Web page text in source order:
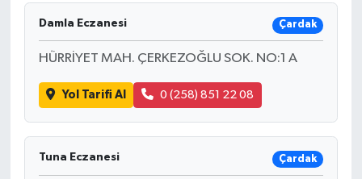
Damla Eczanesi Çardak
HÜRRİYET MAH. ÇERKEZOĞLU SOK. NO:1 A
Yol Tarifi Al 0 (258) 851 22 08
Tuna Eczanesi Çardak